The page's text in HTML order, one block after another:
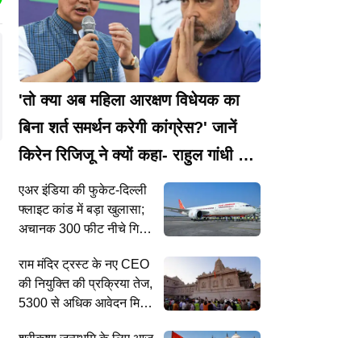
'तो क्या अब महिला आरक्षण विधेयक का
बिना शर्त समर्थन करेगी कांग्रेस?' जानें
किरेन रिजिजू ने क्यों कहा- राहुल गांधी ने
कर दी बड़ी गलती
एअर इंडिया की फुकेट-दिल्ली
फ्लाइट कांड में बड़ा खुलासा;
अचानक 300 फीट नीचे गिरे
हुआ फेल
राम मंदिर ट्रस्ट के नए CEO
की नियुक्ति की प्रक्रिया तेज,
5300 से अधिक आवेदन मिले,